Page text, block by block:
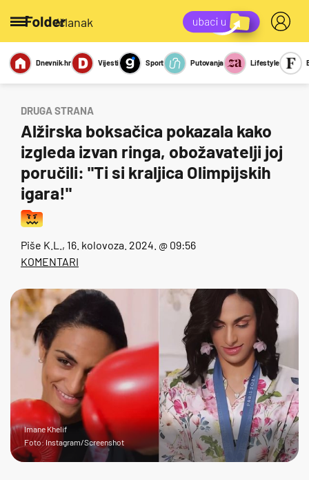
/članak
Miks Kviz
Report
Sexy
Dnevnik.hr Vijesti Sport Putovanja Lifestyle
DRUGA STRANA
Alžirska boksačica pokazala kako
izgleda izvan ringa, obožavatelji joj
poručili: "Ti si kraljica Olimpijskih
igara!"
Piše K.L. , 16. kolovoza. 2024. @ 09:56
KOMENTARI
Imane Khelif
Foto: Instagram/Screenshot